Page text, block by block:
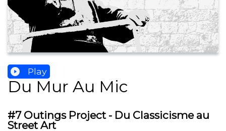
Play
Du Mur Au Mic
#7 Outings Project - Du Classicisme au
Street Art